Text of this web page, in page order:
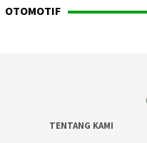
OTOMOTIF
TENTANG KAMI